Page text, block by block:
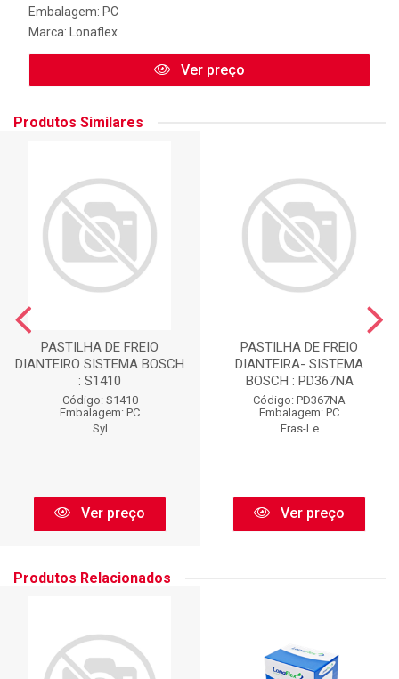
Embalagem: PC
Marca:
Lonaflex
Ver preço
Produtos Similares
PASTILHA DE FREIO
DIANTEIRO SISTEMA BOSCH
: S1410
Código: S1410
Embalagem: PC
Syl
Ver preço
PASTILHA DE FREIO
DIANTEIRA- SISTEMA
BOSCH : PD367NA
Código: PD367NA
Embalagem: PC
Fras-Le
Ver preço
Produtos Relacionados